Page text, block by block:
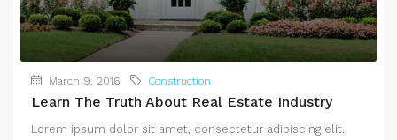
March 9, 2016 Construction
Learn The Truth About Real Estate Industry
Lorem ipsum dolor sit amet, consectetur adipiscing elit.